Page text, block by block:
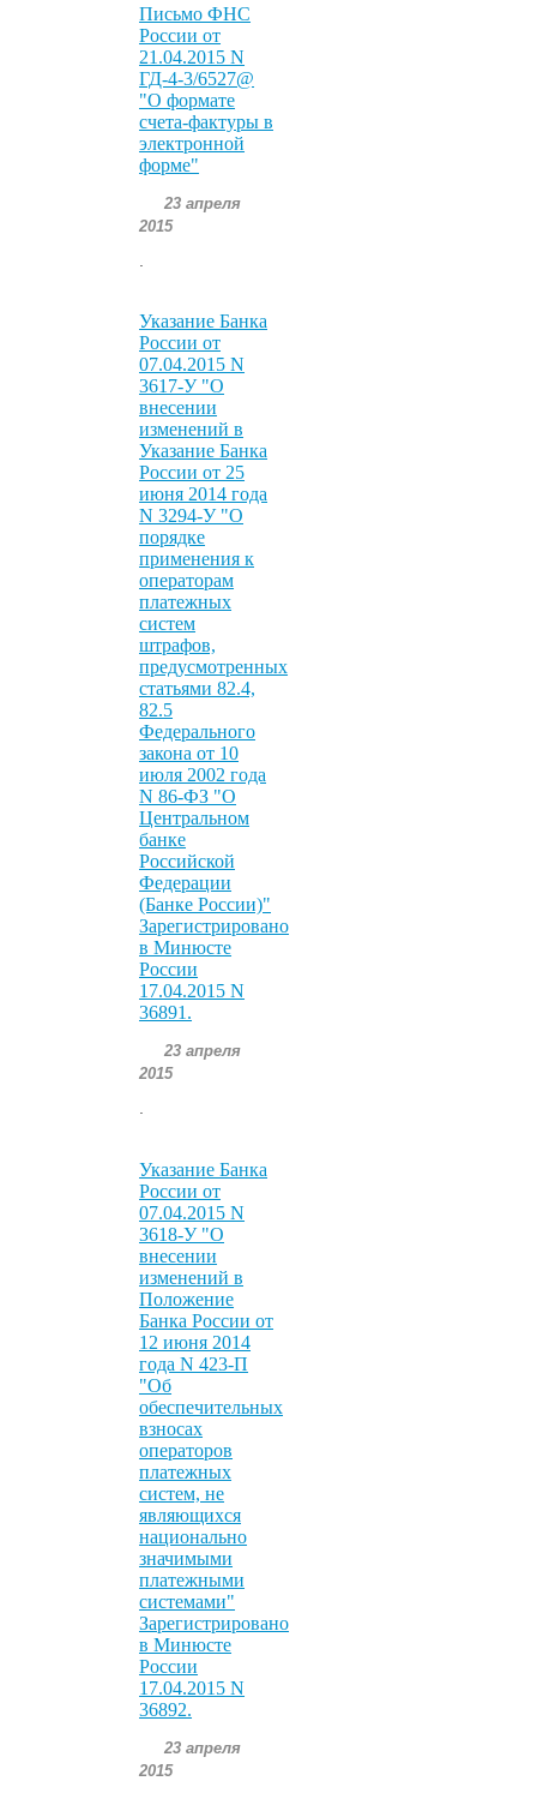
Письмо ФНС
России от
21.04.2015 N
ГД-4-3/6527@
"О формате
счета-фактуры в
электронной
форме"
23 апреля
2015
Указание Банка
России от
07.04.2015 N
3617-У "О
внесении
изменений в
Указание Банка
России от 25
июня 2014 года
N 3294-У "О
порядке
применения к
операторам
платежных
систем
штрафов,
предусмотренных
статьями 82.4,
82.5
Федерального
закона от 10
июля 2002 года
N 86-ФЗ "О
Центральном
банке
Российской
Федерации
(Банке России)"
Зарегистрировано
в Минюсте
России
17.04.2015 N
36891.
23 апреля
2015
.
Указание Банка
России от
07.04.2015 N
3618-У "О
внесении
изменений в
Положение
Банка России от
12 июня 2014
года N 423-П
"Об
обеспечительных
взносах
операторов
платежных
систем, не
являющихся
национально
значимыми
платежными
системами"
Зарегистрировано
в Минюсте
России
17.04.2015 N
36892.
23 апреля
2015